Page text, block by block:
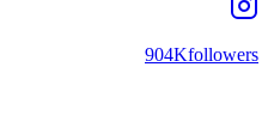
904Kfollowers